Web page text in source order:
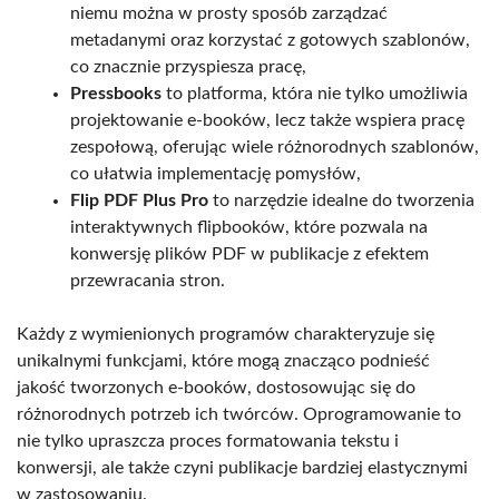
niemu można w prosty sposób zarządzać
metadanymi oraz korzystać z gotowych szablonów,
co znacznie przyspiesza pracę,
Pressbooks to platforma, która nie tylko umożliwia
projektowanie e-booków, lecz także wspiera pracę
zespołową, oferując wiele różnorodnych szablonów,
co ułatwia implementację pomysłów,
Flip PDF Plus Pro to narzędzie idealne do tworzenia
interaktywnych flipbooków, które pozwala na
konwersję plików PDF w publikacje z efektem
przewracania stron.
Każdy z wymienionych programów charakteryzuje się
unikalnymi funkcjami, które mogą znacząco podnieść
jakość tworzonych e-booków, dostosowując się do
różnorodnych potrzeb ich twórców. Oprogramowanie to
nie tylko upraszcza proces formatowania tekstu i
konwersji, ale także czyni publikacje bardziej elastycznymi
w zastosowaniu.